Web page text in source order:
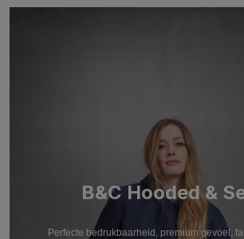
B&C Hooded &
Perfecte bedrukbaarheid, premium gevoel,